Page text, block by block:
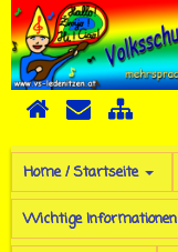
Home / Startseite
Wichtige Informationen